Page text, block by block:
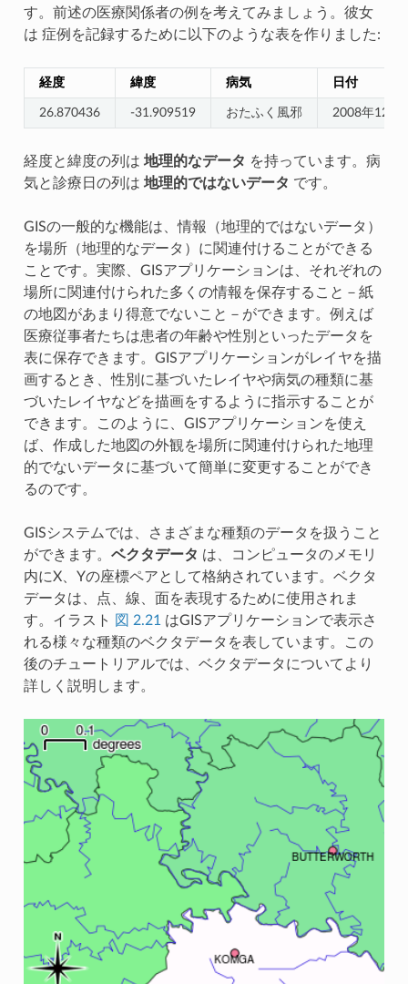
す。前述の医療関係者の例を考えてみましょう。彼女
は 症例を記録するために以下のような表を作りました:
経度 緯度 病気 日付
26.870436 -31.909519 おたふく風邪 2008年12月
経度と緯度の列は 地理的なデータ を持っています。病
気と診療日の列は 地理的ではないデータ です。
GISの一般的な機能は、情報（地理的ではないデータ）
を場所（地理的なデータ）に関連付けることができる
ことです。実際、GISアプリケーションは、それぞれの
場所に関連付けられた多くの情報を保存すること－紙
の地図があまり得意でないこと－ができます。例えば
医療従事者たちは患者の年齢や性別といったデータを
表に保存できます。GISアプリケーションがレイヤを描
画するとき、性別に基づいたレイヤや病気の種類に基
づいたレイヤなどを描画をするように指示することが
できます。このように、GISアプリケーションを使え
ば、作成した地図の外観を場所に関連付けられた地理
的でないデータに基づいて簡単に変更することができ
るのです。
GISシステムでは、さまざまな種類のデータを扱うこと
ができます。 ベクタデータ は、コンピュータのメモリ
内にX、Yの座標ペアとして格納されています。ベクタ
データは、点、線、面を表現するために使用されま
す。イラスト
図 2.21はGISアプリケーションで表示さ
れる様々な種類のベクタデータを表しています。この
後のチュートリアルでは、ベクタデータについてより
詳しく説明します。